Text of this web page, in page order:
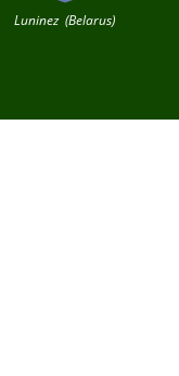
Luninez (Belarus)